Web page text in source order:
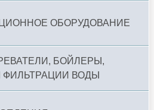
ОБОРУДОВАНИЕ
БОЙЛЕРЫ,
ВОДЫ